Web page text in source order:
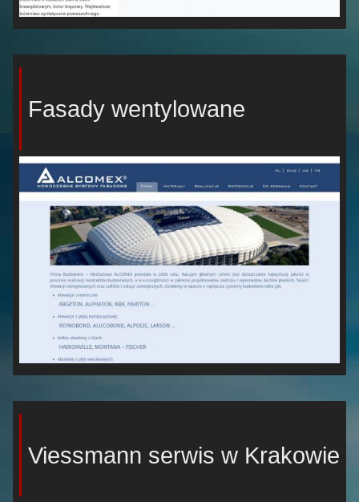
Fasady wentylowane
Viessmann serwis w Krakowie